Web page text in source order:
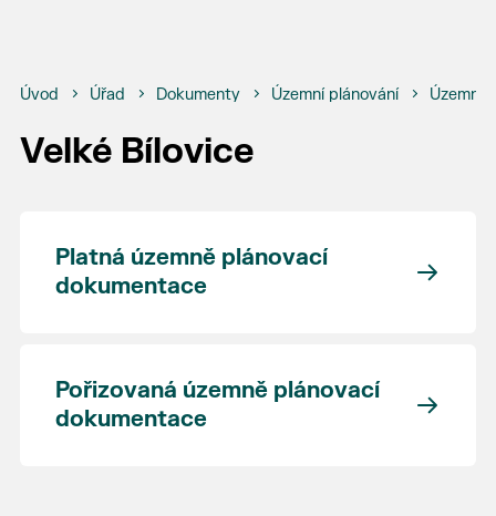
Úvod Úřad Dokumenty Územní plánování Územní
Velké Bílovice
Platná územně plánovací
dokumentace
Pořizovaná územně plánovací
dokumentace